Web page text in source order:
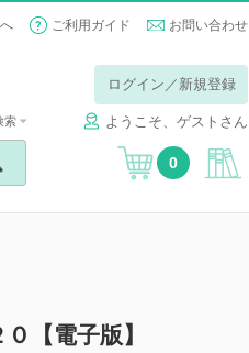
ご利用ガイド お問い合わせ
ログイン／新規登録
ようこそ、ゲストさん
索
0
【電子版】